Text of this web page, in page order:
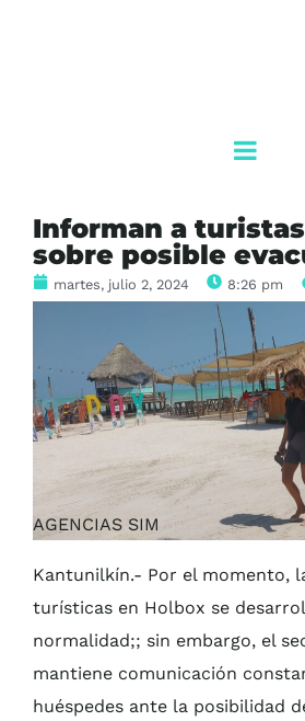
Informan a
sobre posible
martes, julio 2, 2024 8:26 pm
AGENCIAS SIM
Kantunilkín.- Por el momento,
turísticas en Holbox se
normalidad;; sin embargo, el
mantiene comunicación
huéspedes ante la posibilidad